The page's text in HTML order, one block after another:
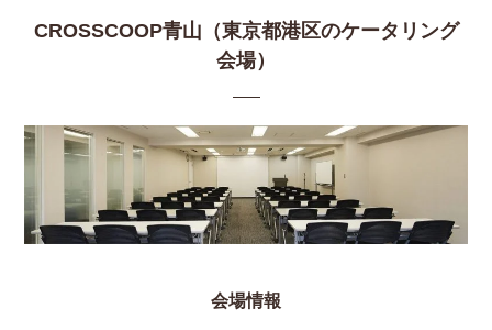
CROSSCOOP青山（東京都港区のケータリング
会場）
会場情報